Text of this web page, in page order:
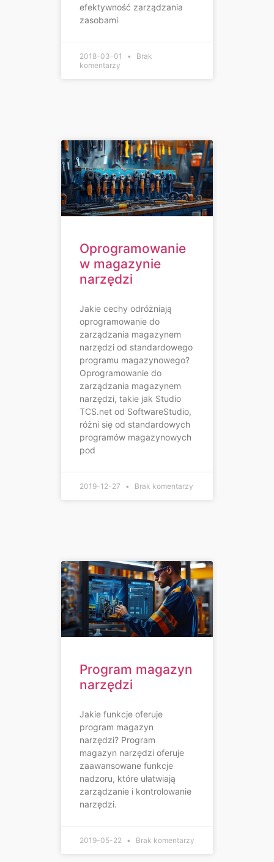
efektywność zarządzania
zasobami
2018-03-01
Brak
komentarzy
Oprogramowanie
w magazynie
narzędzi
Jakie cechy odróżniają
oprogramowanie do
zarządzania magazynem
narzędzi od standardowego
programu magazynowego?
Oprogramowanie do
zarządzania magazynem
narzędzi, takie jak Studio
TCS.net od SoftwareStudio,
różni się od standardowych
programów magazynowych
pod
2019-12-27 Brak komentarzy
Program magazyn
narzędzi
Jakie funkcje oferuje
program magazyn
narzędzi? Program
magazyn narzędzi oferuje
zaawansowane funkcje
nadzoru, które ułatwiają
zarządzanie i kontrolowanie
narzędzi.
2019-05-22 Brak komentarzy